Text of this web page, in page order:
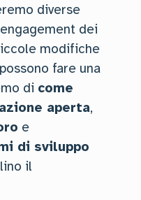
diverse
dei
modifiche
fare una
di come
aperta,
e
di sviluppo
il